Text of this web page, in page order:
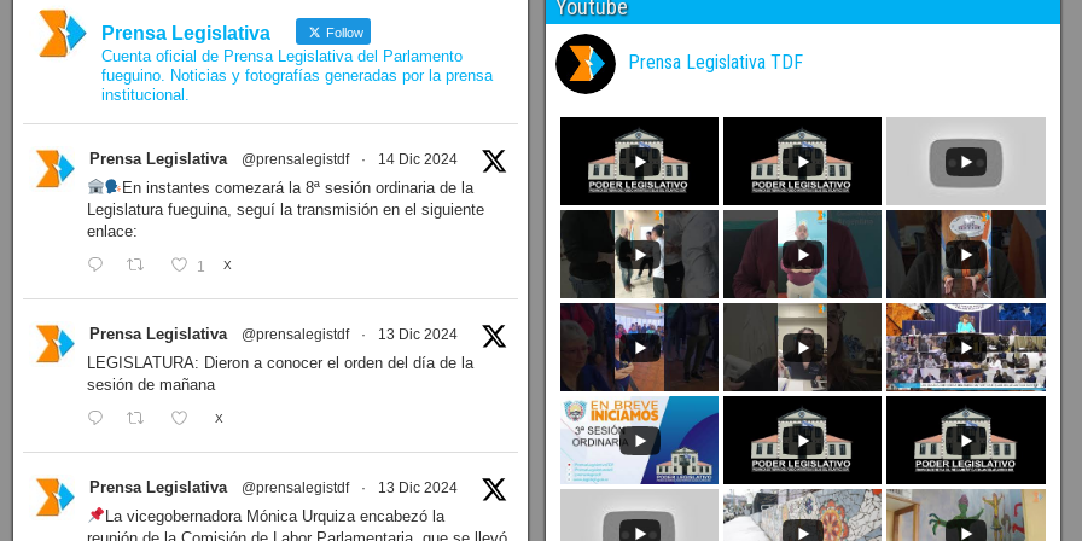
Prensa Legislativa Follow
Cuenta oficial de Prensa Legislativa del Parlamento
fueguino. Noticias y fotografías generadas por la prensa
institucional.
Prensa Legislativa @prensalegistdf · 14 Dic 2024
En instantes comezará la 8ª sesión ordinaria de la
Legislatura fueguina, seguí la transmisión en el siguiente
enlace:
1 X
Prensa Legislativa @prensalegistdf · 13 Dic 2024
LEGISLATURA: Dieron a conocer el orden del día de la
sesión de mañana
X
Prensa Legislativa @prensalegistdf · 13 Dic 2024
La vicegobernadora Mónica Urquiza encabezó la
Youtube
Prensa Legislativa TDF